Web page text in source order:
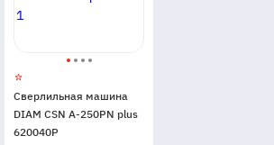
Сверлильная машина
DIAM CSN А-250PN plus
620040P